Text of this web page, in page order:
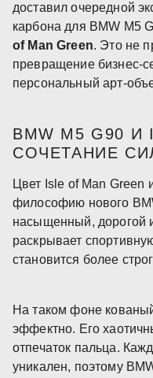
доставил очередной
карбона для BMW M5
of Man Green. Это не
превращение бизнес-
персональный арт-
BMW M5 G90 И
СОЧЕТАНИЕ
Цвет Isle of Man Green
философию нового
насыщенный, дорогой
раскрывает
становится более
На таком фоне
эффектно. Его
отпечаток пальца.
уникален, поэтому